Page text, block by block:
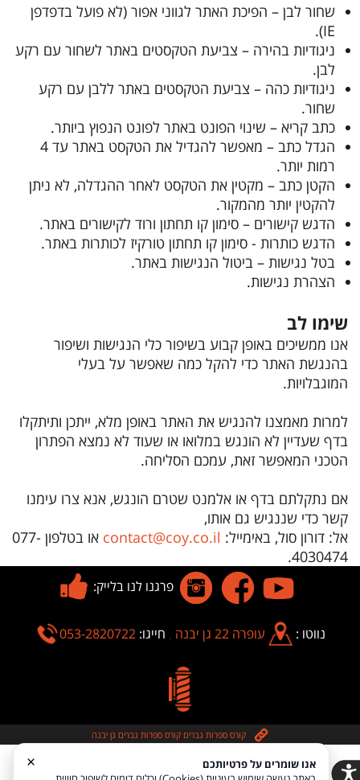
שחור לבן – הפיכת האתר לגווני אפור (לא פועל בדפדפן
IE).
ניגודיות בהירה – צביעת הטקסטים באתר לשחור עם רקע
לבן.
ניגודיות כהה – צביעת הטקסטים באתר ללבן עם רקע
שחור.
כתב קריא – שינוי הפונט באתר לפונט הנפוץ ביותר.
הגדל כתב – מאפשר להגדיל את הטקסט באתר עד 4
רמות יותר.
הקטן כתב – מקטין את הטקסט לאחר ההגדלה, לא ניתן
להקטין יותר מהמקור.
הדגש קישורים – סימון קו תחתון ורוד לקישורים באתר.
הדגש כותרות - סימון קו תחתון טורקיז לכותרות באתר.
בטל נגישות – ביטול הנגישות באתר.
הצהרת נגישות.
שימו לב
אנו ממשיכים באופן קבוע בשיפור כלי הנגישות ושיפור
בהנגשת האתר כדי להקל כמה שאפשר על בעלי
המוגבלויות.
למרות מאמצנו להנגיש את האתר באופן מלא, ייתכן ותיתקלו
בדף שעדיין לא הונגש במלואו או שעוד לא נמצא הפתרון
הטכני המאפשר זאת, עמכם הסליחה.
אם נתקלתם בדף או אלמנט שטרם הונגש, אנא צרו עימנו
קשר כדי שננגיש גם אותו,
אל: דורון סול, באימייל: contact@coy.co.il
או בטלפון 077-
4030474.
פרגנו לנו בלייק:
נווטו : עופרה 22 גן יבנה , חייגו: 053-2820722
:קורס ספרות גברים ,קורס ספרות גברים גן יבנה
.Copyright © 2026 O.I. Element Holdings ltd, All rights reserved
×
אנו שומרים על פרטיותכם